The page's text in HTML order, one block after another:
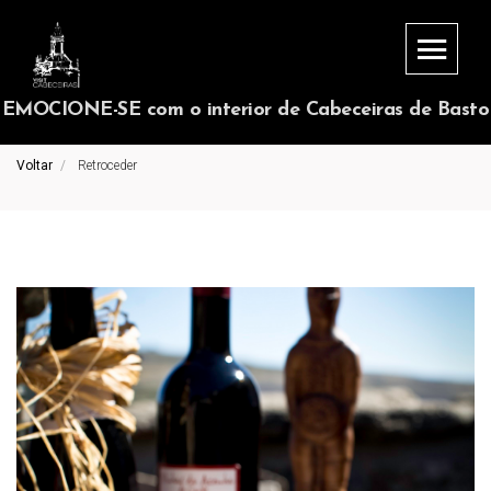
EMOCIONE-SE com o interior de Cabeceiras de Basto
Voltar Retroceder